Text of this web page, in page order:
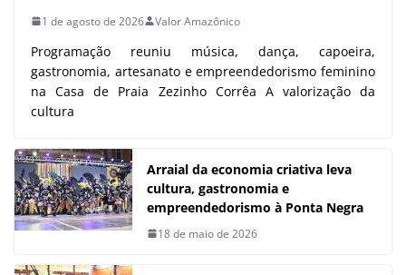
1 de agosto de 2026 Valor Amazônico
Programação reuniu música, dança, capoeira,
gastronomia, artesanato e empreendedorismo feminino
na Casa de Praia Zezinho Corrêa A valorização da
cultura
Arraial da economia criativa leva
cultura, gastronomia e
empreendedorismo à Ponta Negra
18 de maio de 2026